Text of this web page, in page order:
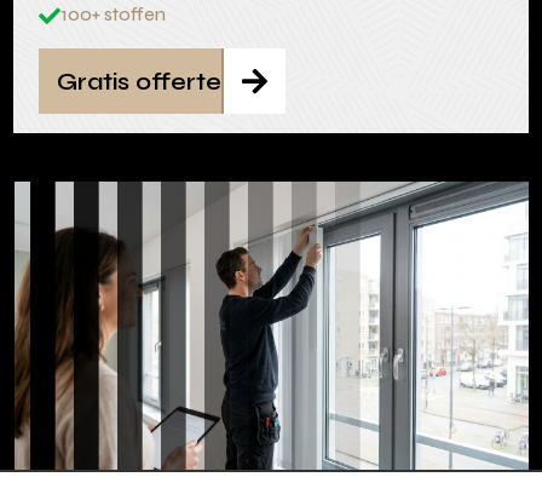
100+ stoffen

Gratis offerte